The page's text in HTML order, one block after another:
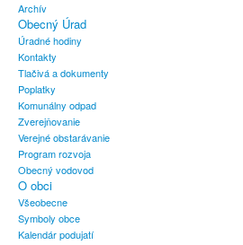
Archív
Obecný Úrad
Úradné hodiny
Kontakty
Tlačivá a dokumenty
Poplatky
Komunálny odpad
Zverejňovanie
Verejné obstarávanie
Program rozvoja
Obecný vodovod
O obci
Všeobecne
Symboly obce
Kalendár podujatí